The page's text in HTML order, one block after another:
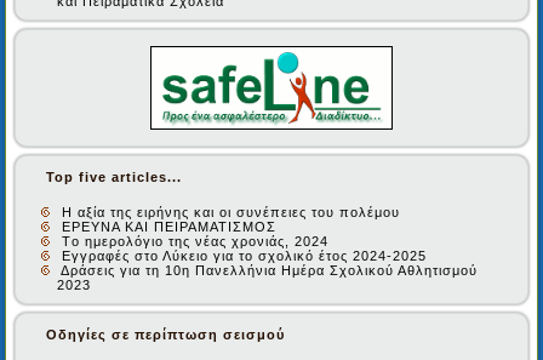
Top five articles...
Η αξία της ειρήνης και οι συνέπειες του πολέμου
ΕΡΕΥΝΑ ΚΑΙ ΠΕΙΡΑΜΑΤΙΣΜΟΣ
Tο ημερολόγιο της νέας χρονιάς, 2024
Εγγραφές στο Λύκειο για το σχολικό έτος 2024-2025
Δράσεις για τη 10η Πανελλήνια Ημέρα Σχολικού Αθλητισμού
2023
Οδηγίες σε περίπτωση σεισμού